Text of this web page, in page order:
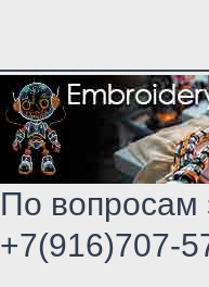
По вопросам
+7(916)707-